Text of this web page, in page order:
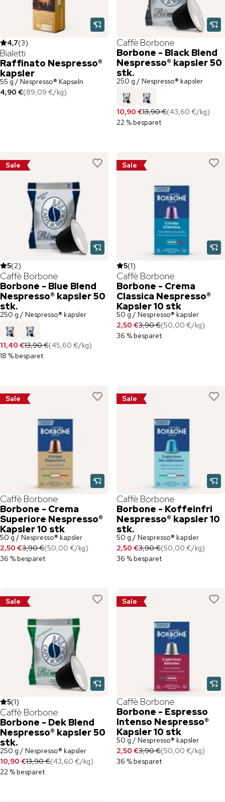
4,7(3)
Bialetti
Raffinato Nespresso®
kapsler
55 g / Nespresso® Kapseln
4,90 €(89,09 €/kg)
Caffè Borbone
Borbone - Black Blend
Nespresso® kapsler 50
stk.
250 g / Nespresso® kapsler
10,90 €13,90 €(43,60 €/kg)
22 % besparet
Sale
5(2)
Caffè Borbone
Borbone - Blue Blend
Nespresso® kapsler 50
stk.
250 g / Nespresso® kapsler
11,40 €13,90 €(45,60 €/kg)
18 % besparet
Sale
5(1)
Caffè Borbone
Borbone - Crema
Classica Nespresso®
Kapsler 10 stk
50 g / Nespresso® kapsler
2,50 €3,90 €(50,00 €/kg)
36 % besparet
Sale
Caffè Borbone
Borbone - Crema
Superiore Nespresso®
Kapsler 10 stk
50 g / Nespresso® kapsler
2,50 €3,90 €(50,00 €/kg)
36 % besparet
Sale
Caffè Borbone
Borbone - Koffeinfri
Nespresso® kapsler 10
stk.
50 g / Nespresso® kapsler
2,50 €3,90 €(50,00 €/kg)
36 % besparet
Sale
5(1)
Caffè Borbone
Borbone - Dek Blend
Nespresso® kapsler 50
stk.
250 g / Nespresso® kapsler
10,90 €13,90 €(43,60 €/kg)
22 % besparet
Sale
Caffè Borbone
Borbone - Espresso
Intenso Nespresso®
Kapsler 10 stk
50 g / Nespresso® kapsler
2,50 €3,90 €(50,00 €/kg)
36 % besparet